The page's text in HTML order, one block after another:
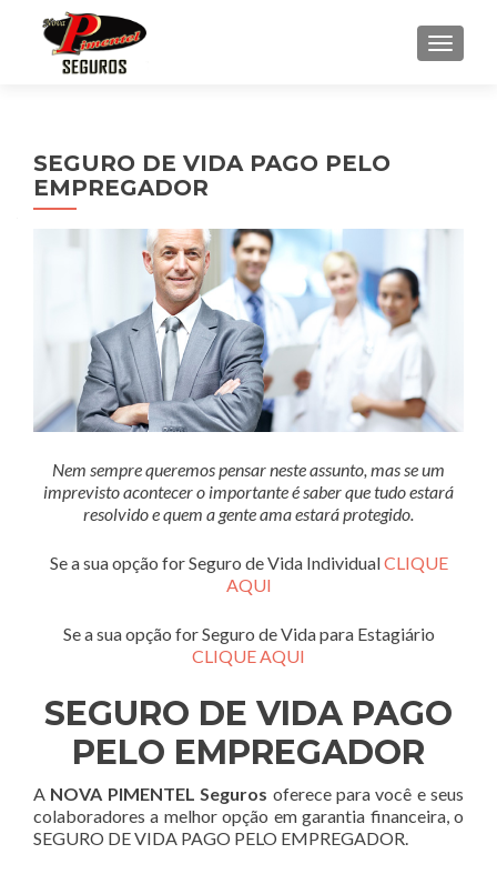
SEGURO DE VIDA PAGO PELO
EMPREGADOR
Nem sempre queremos pensar neste assunto, mas se um
imprevisto acontecer o importante é saber que tudo estará
resolvido e quem a gente ama estará protegido.
Se a sua opção for Seguro de Vida IndividualCLIQUE
AQUI
Se a sua opção for Seguro de Vida para Estagiário
CLIQUE AQUI
SEGURO DE VIDA PAGO
PELO EMPREGADOR
A NOVA PIMENTEL Seguros oferece para você e seus
colaboradores a melhor opção em garantia financeira, o
SEGURO DE VIDA PAGO PELO EMPREGADOR.